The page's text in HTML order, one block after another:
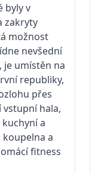
byly v
zakryty
možnost
nevšední
je umístěn na
republiky,
přes
vstupní hala,
a
a
fitness